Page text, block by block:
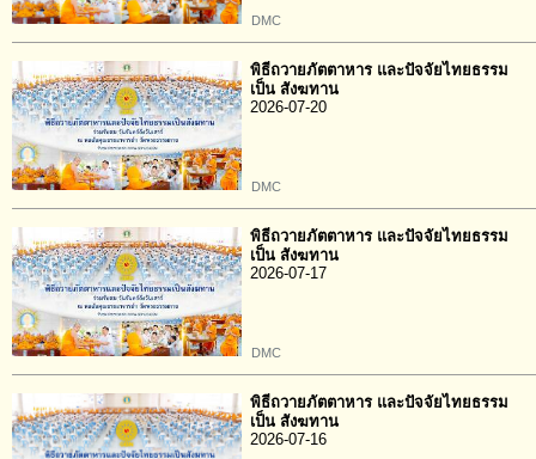
DMC
พิธีถวายภัตตาหาร และปัจจัยไทยธรรม
เป็น สังฆทาน
2026-07-20
DMC
พิธีถวายภัตตาหาร และปัจจัยไทยธรรม
เป็น สังฆทาน
2026-07-17
DMC
พิธีถวายภัตตาหาร และปัจจัยไทยธรรม
เป็น สังฆทาน
2026-07-16